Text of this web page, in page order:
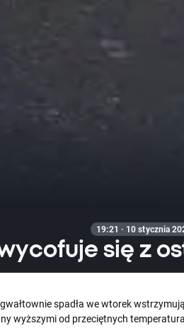
19:21 · 10 stycznia
się z
spadła we wtorek
wyższymi od przeciętnych